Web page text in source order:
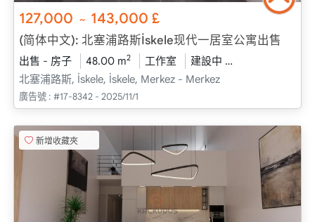
127,000 ~ 143,000 £
(简体中文): 北塞浦路斯İskele现代一居室公寓出售
出售 - 房子 48.00 m2 工作室 建設中
北塞浦路斯, İskele, İskele, Merkez - Merkez
廣告號 : #17-8342 - 2025/11/1
新增收藏夾